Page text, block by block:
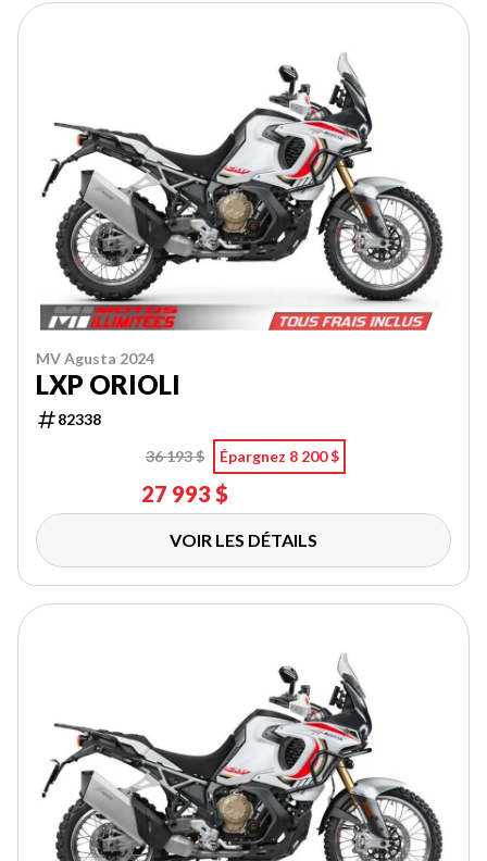
MV Agusta 2024
LXP ORIOLI
82338
36 193 $
Épargnez 8 200 $
27 993 $
VOIR LES DÉTAILS